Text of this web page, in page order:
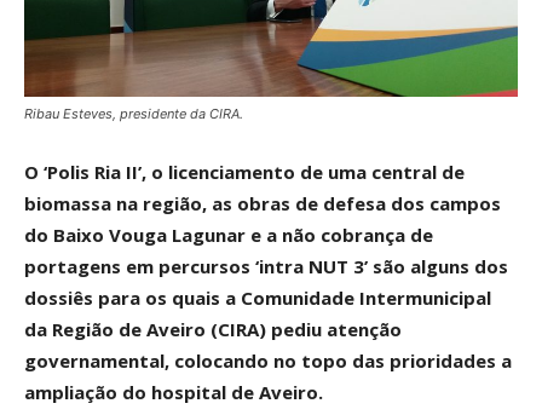
Ribau Esteves, presidente da CIRA.
O ‘Polis Ria II’, o licenciamento de uma central de
biomassa na região, as obras de defesa dos campos
do Baixo Vouga Lagunar e a não cobrança de
portagens em percursos ‘intra NUT 3’ são alguns dos
dossiês para os quais a Comunidade Intermunicipal
da Região de Aveiro (CIRA) pediu atenção
governamental, colocando no topo das prioridades a
ampliação do hospital de Aveiro.